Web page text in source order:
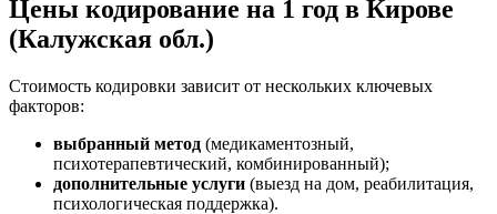
Цены кодирование на 1 год в Кирове
(Калужская обл.)
Стоимость кодировки зависит от нескольких ключевых
факторов:
выбранный метод (медикаментозный,
психотерапевтический, комбинированный);
дополнительные услуги (выезд на дом, реабилитация,
психологическая поддержка).